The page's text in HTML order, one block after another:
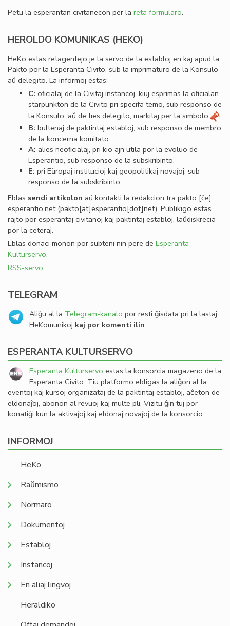
Petu la esperantan civitanecon per la reta formularo.
HEROLDO KOMUNIKAS (HEKO)
HeKo estas retagentejo je la servo de la establoj en kaj apud la
Pakto por la Esperanta Civito, sub la imprimaturo de la Konsulo
aŭ delegito. La informoj estas:
C: oﬁcialaj de la Civitaj instancoj, kiuj esprimas la oﬁcialan
starpunkton de la Civito pri specifa temo, sub responso de
la Konsulo, aŭ de ties delegito, markitaj per la simbolo
.
B: bultenaj de paktintaj establoj, sub responso de membro
de la koncerna komitato.
A: alies neoﬁcialaj, pri kio ajn utila por la evoluo de
Esperantio, sub responso de la subskribinto.
E: pri Eŭropaj institucioj kaj geopolitikaj novaĵoj, sub
responso de la subskribinto.
Eblas sendi artikolon aŭ kontakti la redakcion tra pakto [ĉe]
esperantio.net(pakto[at]esperantio[dot]net). Publikigo estas
rajto por esperantaj civitanoj kaj paktintaj establoj, laŭdiskrecia
por la ceteraj.
Eblas donaci monon por subteni nin pere de Esperanta
Kulturservo.
RSS-servo
TELEGRAM
Aliĝu al la Telegram-kanalo por resti ĝisdata pri la lastaj
HeKomunikoj kaj por komenti ilin.
ESPERANTA KULTURSERVO
Esperanta Kulturservo estas la konsorcia magazeno de la
Esperanta Civito. Tiu platformo ebligas la aliĝon al la
eventoj kaj kursoj organizataj de la paktintaj establoj, aĉeton de
eldonaĵoj, abonon al revuoj kaj multe pli. Vizitu ĝin tuj por
konatiĝi kun la aktivaĵoj kaj eldonaj novaĵoj de la konsorcio.
INFORMOJ
HeKo
Raŭmismo
Normaro
Dokumentoj
Establoj
Instancoj
En aliaj lingvoj
Heraldiko